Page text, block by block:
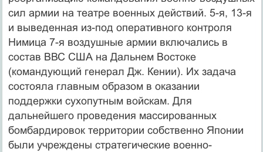
сил армии на театре военных действий. 5-я, 13-я
и выведенная из-под оперативного контроля
Нимица 7-я воздушные армии включались в
состав ВВС США на Дальнем Востоке
(командующий генерал Дж. Кении). Их задача
состояла главным образом в оказании
поддержки сухопутным войскам. Для
дальнейшего проведения массированных
бомбардировок территории собственно Японии
были учреждены стратегические военно-